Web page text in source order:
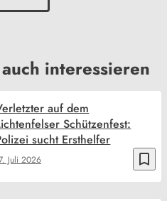
interessieren
bookmark_border
Juli 2026
auf dem
Schützenfest:
sucht Ersthelfer